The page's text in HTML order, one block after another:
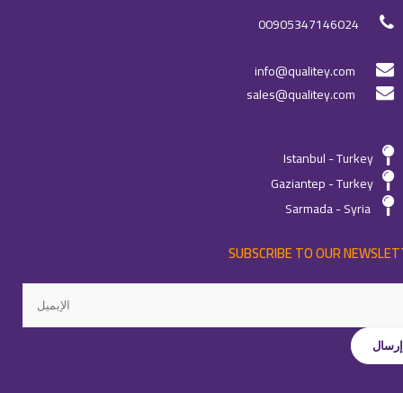
00905347146024
info@qualitey.com
sales@qualitey.com
Istanbul - Turkey
Gaziantep - Turkey
Sarmada - Syria
SUBSCRIBE TO OUR